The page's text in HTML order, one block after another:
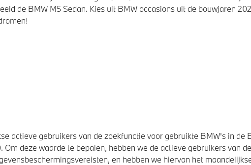
de BMW M5 Sedan. Kies uit BMW occasions uit de bouwjaren
actieve gebruikers van de zoekfunctie voor gebruikte BMW's in
deze waarde te bepalen, hebben we de actieve gebruikers van
en hebben we hiervan het